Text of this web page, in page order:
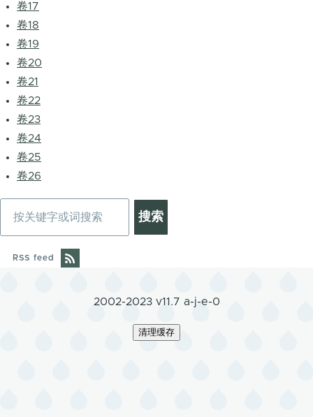
卷17
卷18
卷19
卷20
卷21
卷22
卷23
卷24
卷25
卷26
RSS feed
2002-2023 v11.7 a-j-e-0